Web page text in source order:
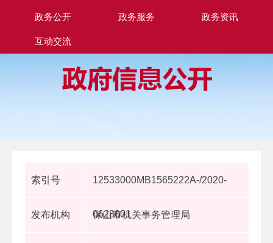
政务公开 政务服务 政务资讯
互动交流
索引号 12533000MB1565222A-/2020-
0628001
发布机构 保山市机关事务管理局